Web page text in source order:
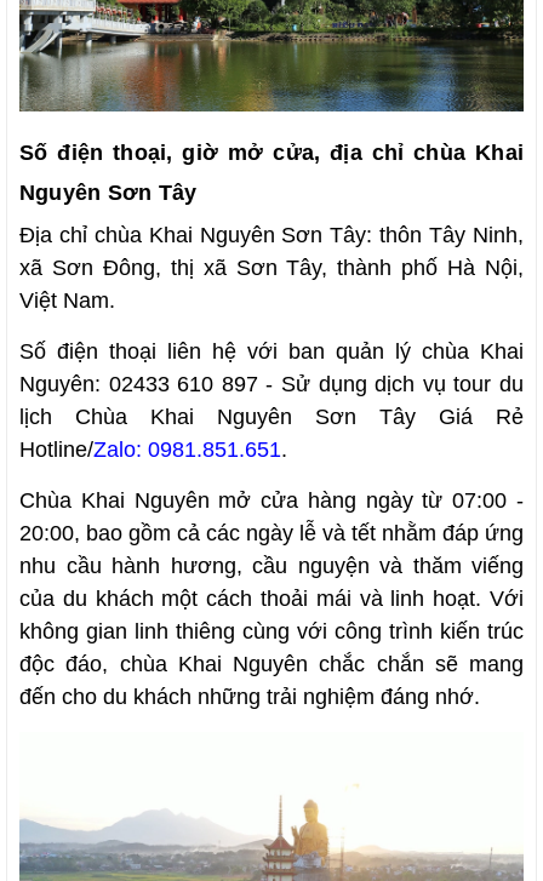
Số điện thoại, giờ mở cửa, địa chỉ chùa Khai
Nguyên Sơn Tây
Địa chỉ chùa Khai Nguyên Sơn Tây: thôn Tây Ninh,
xã Sơn Đông, thị xã Sơn Tây, thành phố Hà Nội,
Việt Nam.
Số điện thoại liên hệ với ban quản lý chùa Khai
Nguyên: 02433 610 897 - Sử dụng dịch vụ tour du
lịch Chùa Khai Nguyên Sơn Tây Giá Rẻ
Hotline/Zalo: 0981.851.651.
Chùa Khai Nguyên mở cửa hàng ngày từ 07:00 -
20:00, bao gồm cả các ngày lễ và tết nhằm đáp ứng
nhu cầu hành hương, cầu nguyện và thăm viếng
của du khách một cách thoải mái và linh hoạt. Với
không gian linh thiêng cùng với công trình kiến trúc
độc đáo, chùa Khai Nguyên chắc chắn sẽ mang
đến cho du khách những trải nghiệm đáng nhớ.